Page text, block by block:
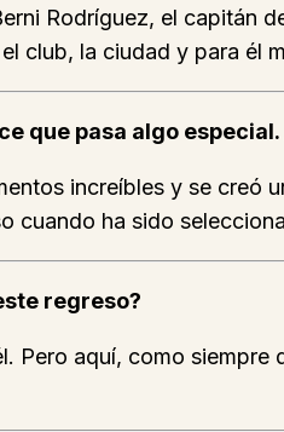
Rodríguez, el capitán
club, la ciudad y para él
que pasa algo especial.
increíbles y se creó
ha sido
regreso?
aquí, como